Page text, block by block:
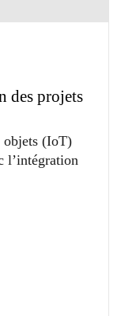
des projets
objets (IoT)
l’intégration